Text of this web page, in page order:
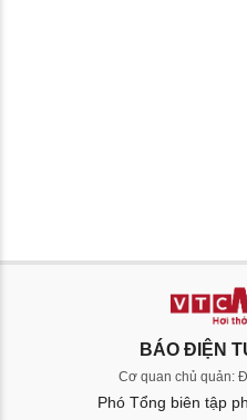
BÁO ĐIỆN
Cơ quan chủ quản:
Phó Tổng biên tập